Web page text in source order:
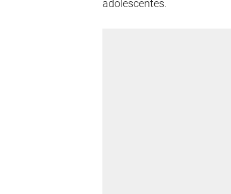
adolescentes.